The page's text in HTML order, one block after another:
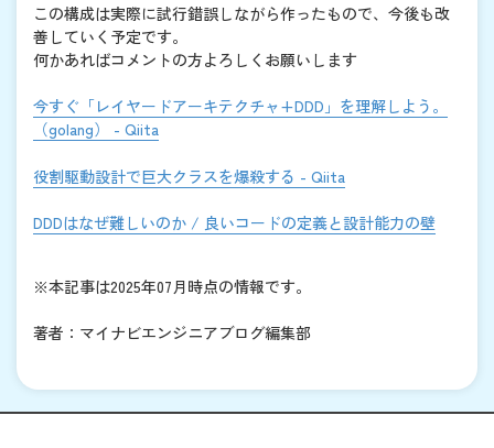
この構成は実際に試行錯誤しながら作ったもので、今後も改
善していく予定です。
何かあればコメントの方よろしくお願いします
今すぐ「レイヤードアーキテクチャ+DDD」を理解しよう。
（golang） - Qiita
役割駆動設計で巨大クラスを爆殺する - Qiita
DDDはなぜ難しいのか / 良いコードの定義と設計能力の壁
※本記事は2025年07月時点の情報です。
著者：マイナビエンジニアブログ編集部